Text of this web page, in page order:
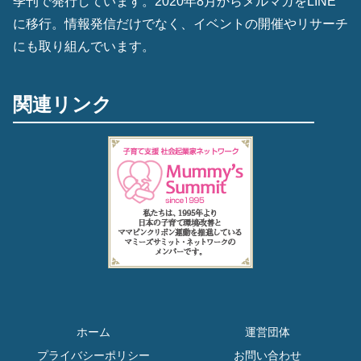
に移行。情報発信だけでなく、イベントの開催やリサーチ
にも取り組んでいます。
関連リンク
ホーム
運営団体
プライバシーポリシー
お問い合わせ